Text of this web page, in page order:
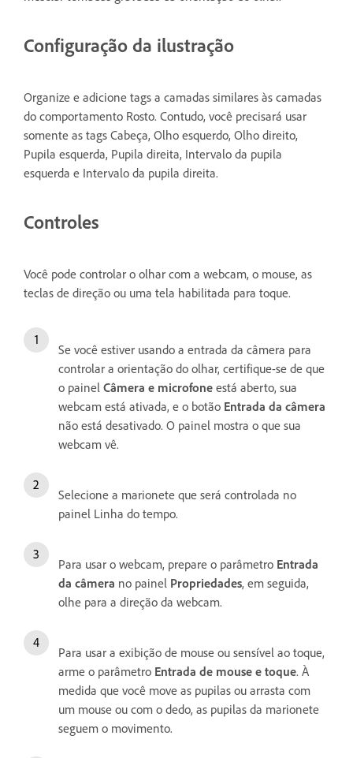
Configuração da ilustração
Organize e adicione tags a camadas similares às camadas
do comportamento Rosto. Contudo, você precisará usar
somente as tags Cabeça, Olho esquerdo, Olho direito,
Pupila esquerda, Pupila direita, Intervalo da pupila
esquerda e Intervalo da pupila direita.
Controles
Você pode controlar o olhar com a webcam, o mouse, as
teclas de direção ou uma tela habilitada para toque.
Se você estiver usando a entrada da câmera para
controlar a orientação do olhar, certifique-se de que
o painel Câmera e microfone está aberto, sua
webcam está ativada, e o botão Entrada da câmera
não está desativado. O painel mostra o que sua
webcam vê.
Selecione a marionete que será controlada no
painel Linha do tempo.
Para usar o webcam, prepare o parâmetro Entrada
da câmera no painel Propriedades, em seguida,
olhe para a direção da webcam.
Para usar a exibição de mouse ou sensível ao toque,
arme o parâmetro Entrada de mouse e toque. À
medida que você move as pupilas ou arrasta com
um mouse ou com o dedo, as pupilas da marionete
seguem o movimento.